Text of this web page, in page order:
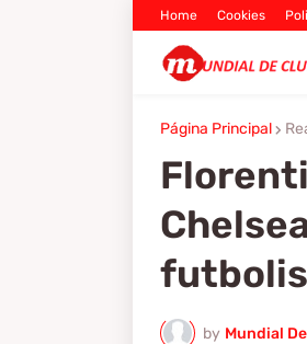
Home Cookies
Página Principal
by Mundial